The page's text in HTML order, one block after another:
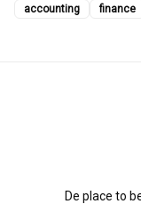
accounting finance
De place to